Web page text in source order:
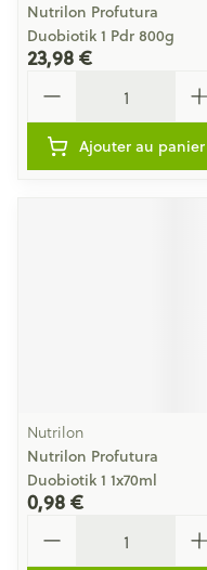
Nutrilon Profutura
Duobiotik 1 Pdr 800g
23,98 €
Ajouter au panier
Nutrilon
Nutrilon Profutura
Duobiotik 1 1x70ml
0,98 €